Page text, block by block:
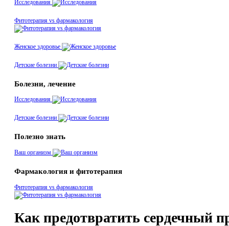
Исследования
Фитотерапия vs фармакология
Женское здоровье
Детские болезни
Болезни, лечение
Исследования
Детские болезни
Полезно знать
Ваш организм
Фармакология и фитотерапия
Фитотерапия vs фармакология
Как предотвратить сердечный